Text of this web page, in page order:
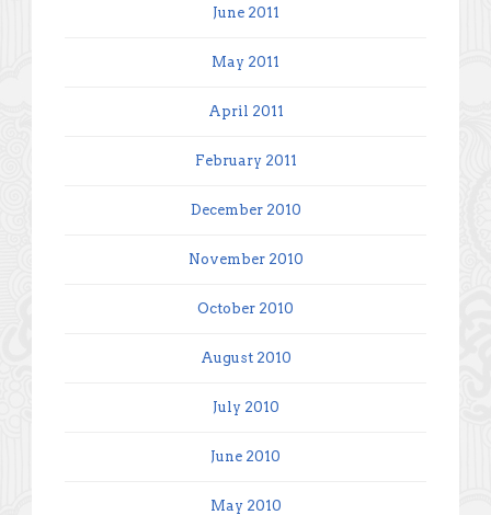
June 2011
May 2011
April 2011
February 2011
December 2010
November 2010
October 2010
August 2010
July 2010
June 2010
May 2010